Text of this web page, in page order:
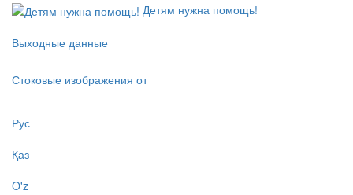
Детям нужна помощь!
Выходные данные
Стоковые изображения от
Рус
Қаз
O'z